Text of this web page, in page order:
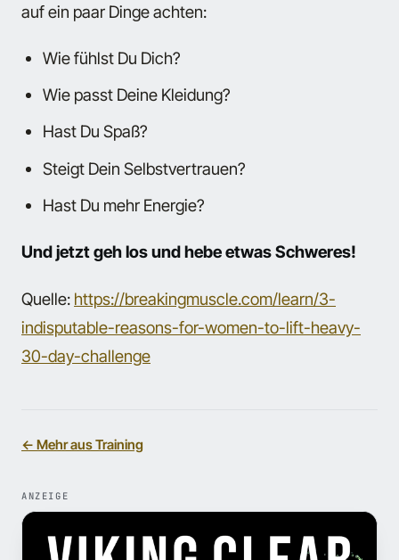
auf ein paar Dinge achten:
Wie fühlst Du Dich?
Wie passt Deine Kleidung?
Hast Du Spaß?
Steigt Dein Selbstvertrauen?
Hast Du mehr Energie?
Und jetzt geh los und hebe etwas Schweres!
Quelle: https://breakingmuscle.com/learn/3-
indisputable-reasons-for-women-to-lift-heavy-
30-day-challenge
← Mehr aus Training
ANZEIGE